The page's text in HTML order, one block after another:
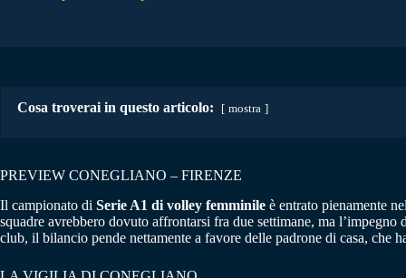
Cosa troverai in questo articolo: mostra
PREVIEW CONEGLIANO – FIRENZE
Il campionato di Serie A1 di volley femminile è entrato pienamente
squadre avrebbero dovuto affrontarsi fra due settimane, ma
club, il bilancio pende nettamente a favore delle padrone di casa,